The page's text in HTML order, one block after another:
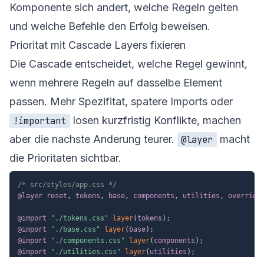
Komponente sich andert, welche Regeln gelten
und welche Befehle den Erfolg beweisen.
Prioritat mit Cascade Layers fixieren
Die Cascade entscheidet, welche Regel gewinnt,
wenn mehrere Regeln auf dasselbe Element
passen. Mehr Spezifitat, spatere Imports oder
!important
losen kurzfristig Konflikte, machen
aber die nachste Anderung teurer.
@layer
macht
die Prioritaten sichtbar.
/* src/styles/app.css */
@layer reset , tokens , base, components , utilities ,
@import "./tokens.css" layer(tokens ) ;
@import
"./base.css" layer( base) ;
@import
"./components.css" layer( components ) ;
@import
"./utilities.css" layer( utilities ) ;